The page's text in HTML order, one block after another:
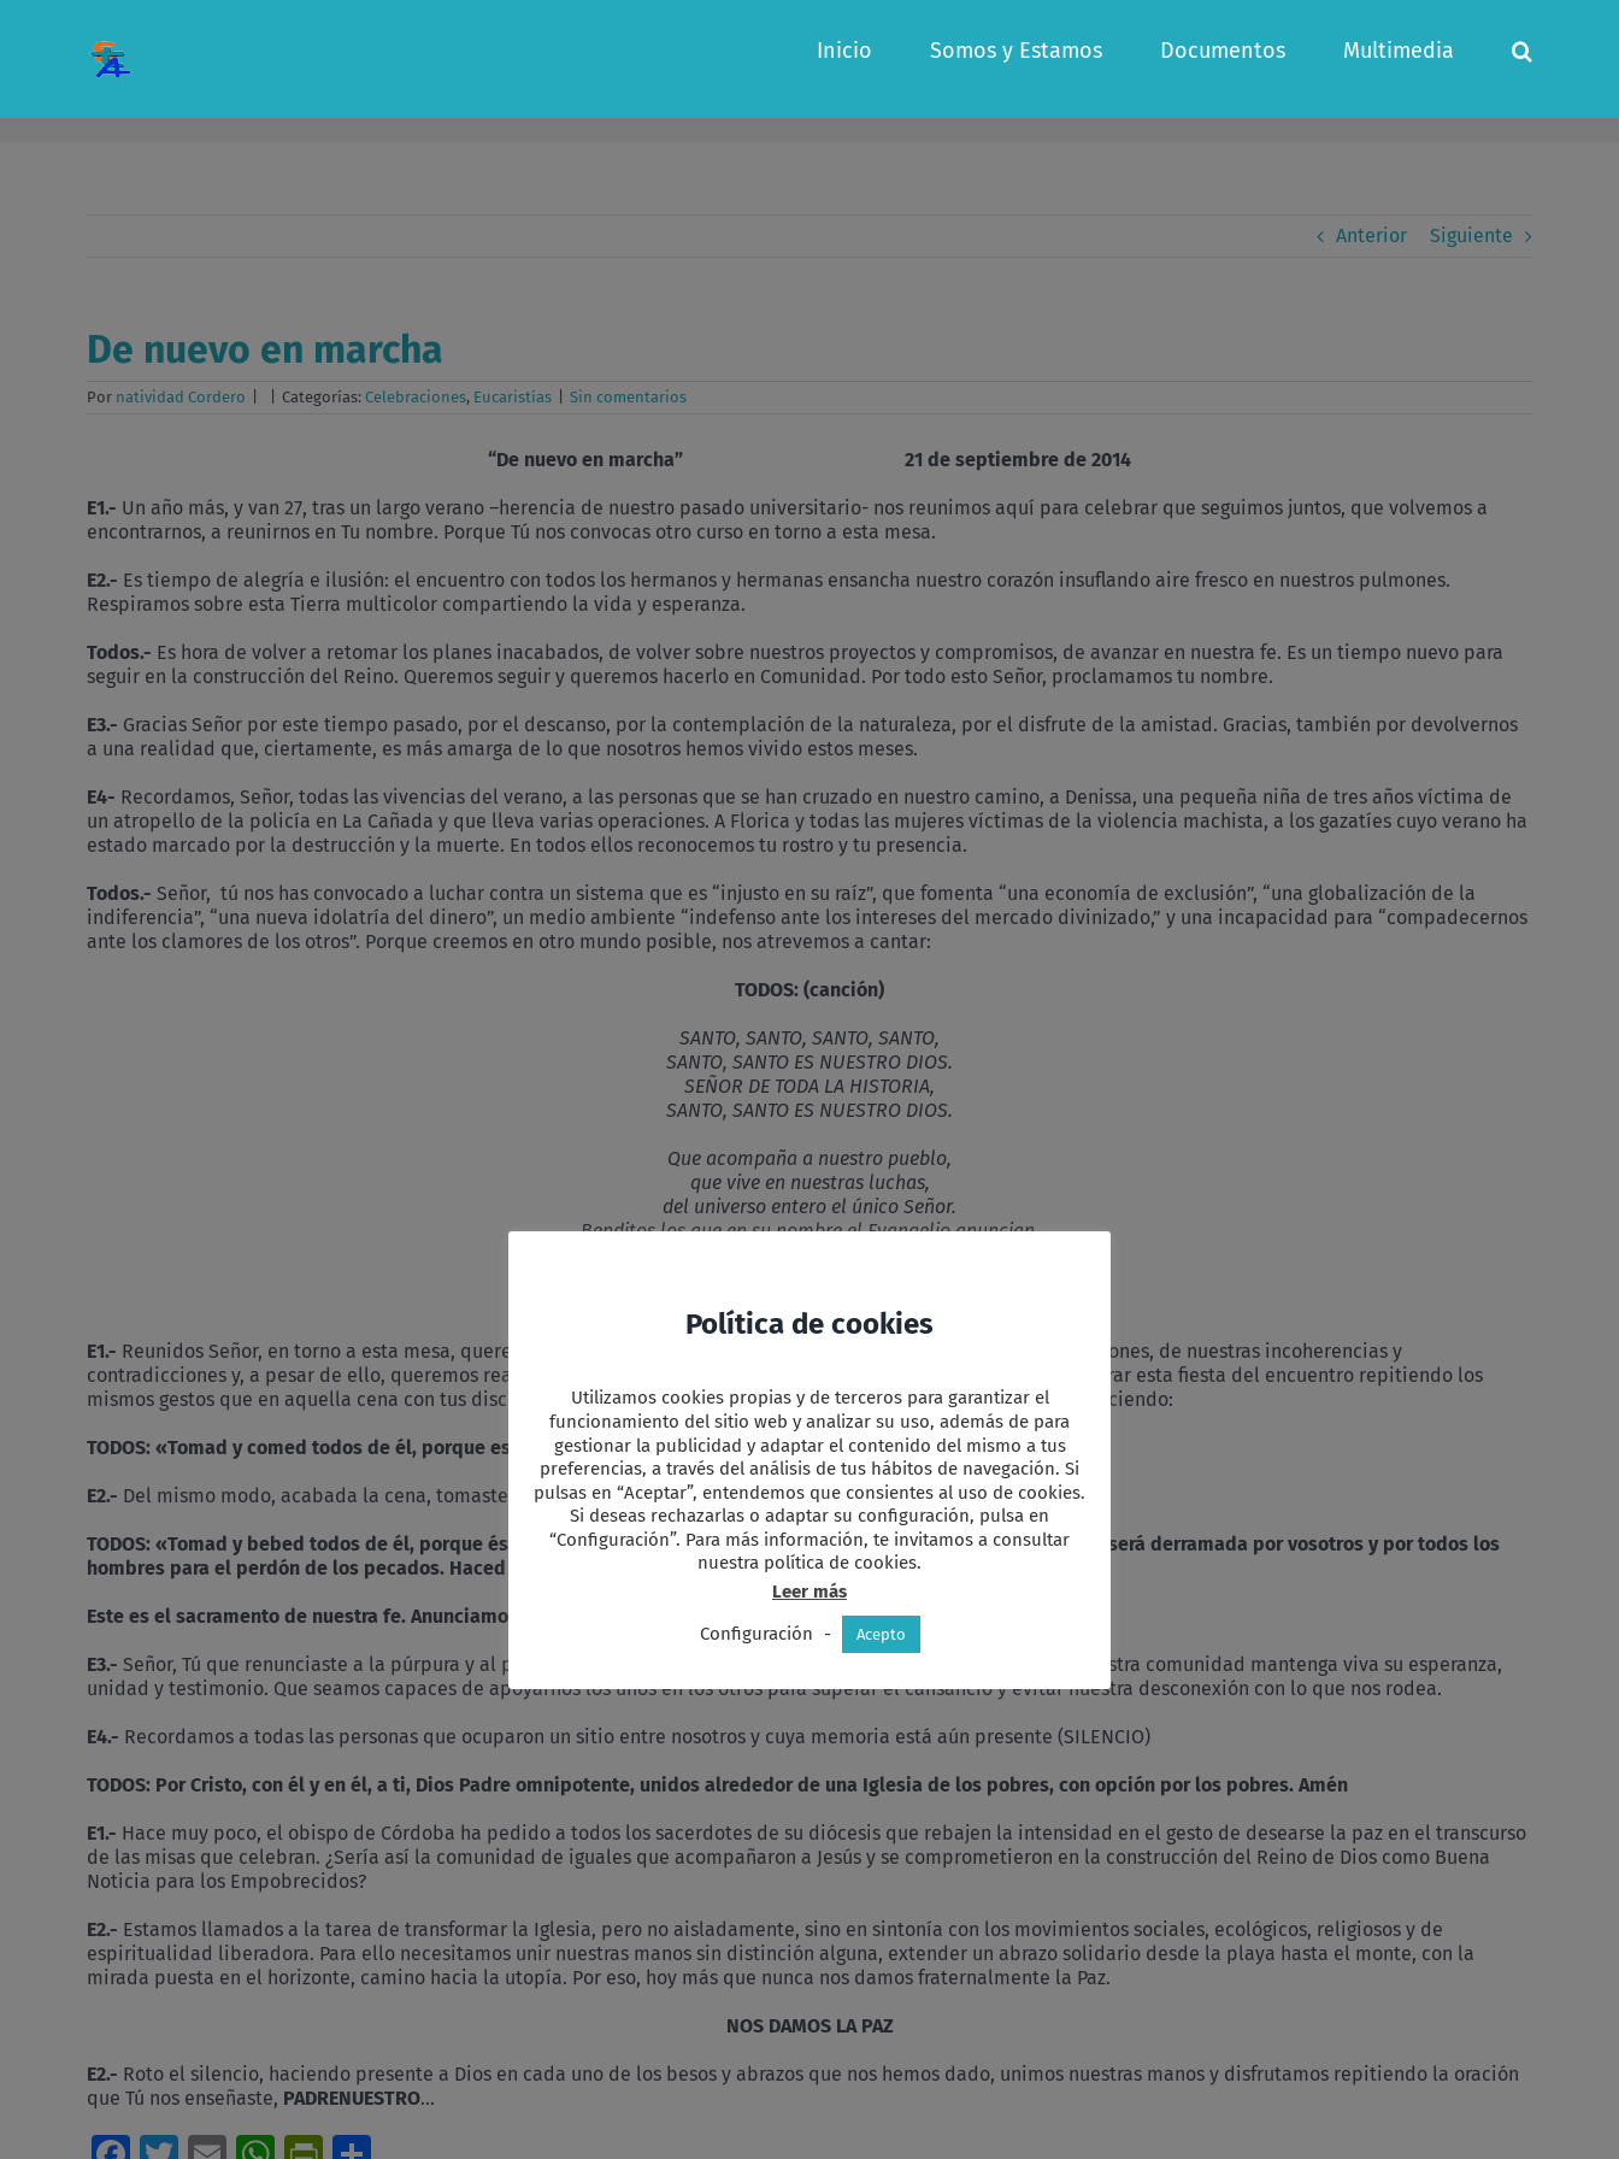
Inicio Somos y Estamos Documentos Multimedia
Anterior Siguiente
De nuevo en marcha
Por natividad Cordero Categorías: Celebraciones, Eucaristías Sin comentarios
“De nuevo en marcha” 21 de septiembre de 2014
E1.- Un año más, y van 27, tras un largo verano –herencia de nuestro pasado universitario- nos reunimos aquí para celebrar que seguimos juntos, que volvemos a
encontrarnos, a reunirnos en Tu nombre. Porque Tú nos convocas otro curso en torno a esta mesa.
E2.- Es tiempo de alegría e ilusión: el encuentro con todos los hermanos y hermanas ensancha nuestro corazón insuflando aire fresco en nuestros pulmones.
Respiramos sobre esta Tierra multicolor compartiendo la vida y esperanza.
Todos.- Es hora de volver a retomar los planes inacabados, de volver sobre nuestros proyectos y compromisos, de avanzar en nuestra fe. Es un tiempo nuevo para
seguir en la construcción del Reino. Queremos seguir y queremos hacerlo en Comunidad. Por todo esto Señor, proclamamos tu nombre.
E3.- Gracias Señor por este tiempo pasado, por el descanso, por la contemplación de la naturaleza, por el disfrute de la amistad. Gracias, también por devolvernos
a una realidad que, ciertamente, es más amarga de lo que nosotros hemos vivido estos meses.
E4- Recordamos, Señor, todas las vivencias del verano, a las personas que se han cruzado en nuestro camino, a Denissa, una pequeña niña de tres años víctima de
un atropello de la policía en La Cañada y que lleva varias operaciones. A Florica y todas las mujeres víctimas de la violencia machista, a los gazatíes cuyo verano ha
estado marcado por la destrucción y la muerte. En todos ellos reconocemos tu rostro y tu presencia.
Todos.- Señor, tú nos has convocado a luchar contra un sistema que es “injusto en su raíz”, que fomenta “una economía de exclusión”, “una globalización de la
indiferencia”, “una nueva idolatría del dinero”, un medio ambiente “indefenso ante los intereses del mercado divinizado,” y una incapacidad para “compadecernos
ante los clamores de los otros”. Porque creemos en otro mundo posible, nos atrevemos a cantar:
TODOS: (canción)
SANTO, SANTO, SANTO, SANTO,
SANTO, SANTO ES NUESTRO DIOS.
SEÑOR DE TODA LA HISTORIA,
SANTO, SANTO ES NUESTRO DIOS.
Que acompaña a nuestro pueblo,
que vive en nuestras luchas,
del universo entero el único Señor.
Benditos los que en su nombre el Evangelio anuncian,
E1.- Reunidos Señor, en torno a esta mesa, queremos festejar el reencuentro. Somos conscientes de nuestras limitaciones, de nuestras incoherencias y
contradicciones y, a pesar de ello, queremos reafirmar el compromiso con tu Palabra. Por eso nos atrevemos a celebrar esta fiesta del encuentro repitiendo los
mismos gestos que en aquella cena con tus discípulos hiciste. Tomamos el pan, te damos gracias y lo bendecimos diciendo:
TODOS: «Tomad y comed todos de él, porque esto es mi Cuerpo, que será entregado por vosotros».
E2.- Del mismo modo, acabada la cena, tomaste la copa y dando gracias la pasaste diciendo:
TODOS: «Tomad y bebed todos de él, porque éste es el cáliz de mi Sangre, Sangre de la alianza nueva y eterna que será derramada por vosotros y por todos los
hombres para el perdón de los pecados. Haced esto en conmemoración mía».
Este es el sacramento de nuestra fe. Anunciamos tu muerte y proclamamos tu resurrección. ¡Ven, Señor Jesús!
E3.- Señor, Tú que renunciaste a la púrpura y al púlpito, que nunca quisiste sacrificios sino misericordia, haz que nuestra comunidad mantenga viva su esperanza,
unidad y testimonio. Que seamos capaces de apoyarnos los unos en los otros para superar el cansancio y evitar nuestra desconexión con lo que nos rodea.
E4.- Recordamos a todas las personas que ocuparon un sitio entre nosotros y cuya memoria está aún presente (SILENCIO)
TODOS: Por Cristo, con él y en él, a ti, Dios Padre omnipotente, unidos alrededor de una Iglesia de los pobres, con opción por los pobres. Amén
E1.- Hace muy poco, el obispo de Córdoba ha pedido a todos los sacerdotes de su diócesis que rebajen la intensidad en el gesto de desearse la paz en el transcurso
de las misas que celebran. ¿Sería así la comunidad de iguales que acompañaron a Jesús y se comprometieron en la construcción del Reino de Dios como Buena
Noticia para los Empobrecidos?
E2.- Estamos llamados a la tarea de transformar la Iglesia, pero no aisladamente, sino en sintonía con los movimientos sociales, ecológicos, religiosos y de
espiritualidad liberadora. Para ello necesitamos unir nuestras manos sin distinción alguna, extender un abrazo solidario desde la playa hasta el monte, con la
mirada puesta en el horizonte, camino hacia la utopía. Por eso, hoy más que nunca nos damos fraternalmente la Paz.
NOS DAMOS LA PAZ
E2.- Roto el silencio, haciendo presente a Dios en cada uno de los besos y abrazos que nos hemos dado, unimos nuestras manos y disfrutamos repitiendo la oración
que Tú nos enseñaste, PADRENUESTRO…
Política de cookies
Utilizamos cookies propias y de terceros para garantizar el
funcionamiento del sitio web y analizar su uso, además de para
gestionar la publicidad y adaptar el contenido del mismo a tus
preferencias, a través del análisis de tus hábitos de navegación. Si
pulsas en “Aceptar”, entendemos que consientes al uso de cookies.
Si deseas rechazarlas o adaptar su configuración, pulsa en
“Configuración”. Para más información, te invitamos a consultar
nuestra política de cookies.
Leer más
Configuración
- Acepto